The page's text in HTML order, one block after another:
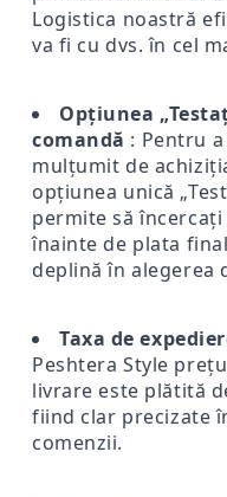
Logistica noastră
va fi cu dvs. în cel
Opțiunea
comandă : Pentru
mulțumit de
opțiunea unică
permite să
înainte de plata
deplină în alegerea
Taxa de
Peshtera Style
livrare este plătită
fiind clar precizate
comenzii.